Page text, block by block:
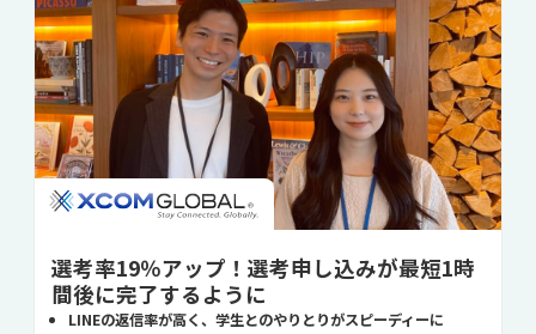
選考率19％アップ！選考申し込みが最短1時
間後に完了するように
LINEの返信率が高く、学生とのやりとりがスピーディーに